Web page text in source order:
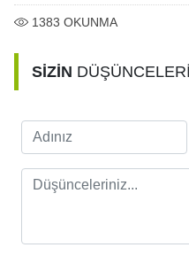
1383 OKUNMA
SİZİN